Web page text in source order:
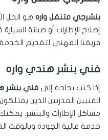
بنشرجي متنقل واره هو الحل
إصلاح الإطارات أو صيانة
فريقنا المهني لتقديم
فني بنشر هندي واره
إذا كنت بحاجة إلى فني بنشر
الفنيين المدربين الذين
مشاكل الإطارات والبنشر.
خدمة عالية الجودة وبالوقت